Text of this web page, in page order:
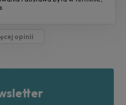
opinii